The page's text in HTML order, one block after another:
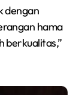
dengan
hama
berkualitas,”